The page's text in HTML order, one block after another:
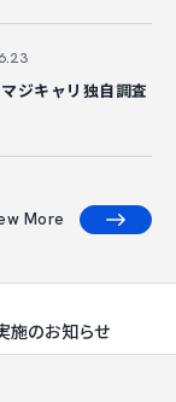
ジキャリ独自調査
More
施のお知らせ